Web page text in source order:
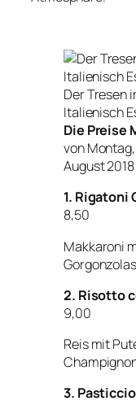
Der Tresen
Italienisch
Die Preise
von
August 2018
1. Rigatoni
8,50
Makkaroni
2. Risotto
9,00
Reis mit
3.